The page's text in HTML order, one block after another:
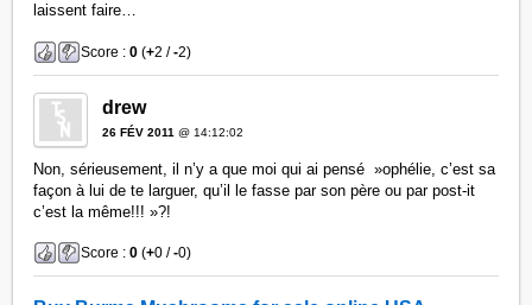
laissent faire…
Score :0 (+2 /-2)
drew
26 FÉV 2011 @ 14:12:02
Non, sérieusement, il n’y a que moi qui ai pensé »ophélie, c’est sa
façon à lui de te larguer, qu’il le fasse par son père ou par post-it
c’est la même!!! »?!
Score :0 (+0 /-0)